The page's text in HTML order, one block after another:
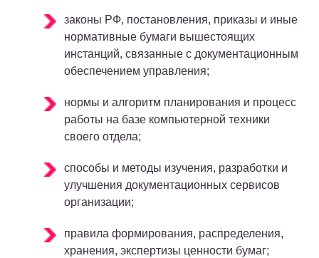
законы РФ, постановления, приказы и иные
нормативные бумаги вышестоящих
инстанций, связанные с документационным
обеспечением управления;
нормы и алгоритм планирования и процесс
работы на базе компьютерной техники
своего отдела;
способы и методы изучения, разработки и
улучшения документационных сервисов
организации;
правила формирования, распределения,
хранения, экспертизы ценности бумаг;